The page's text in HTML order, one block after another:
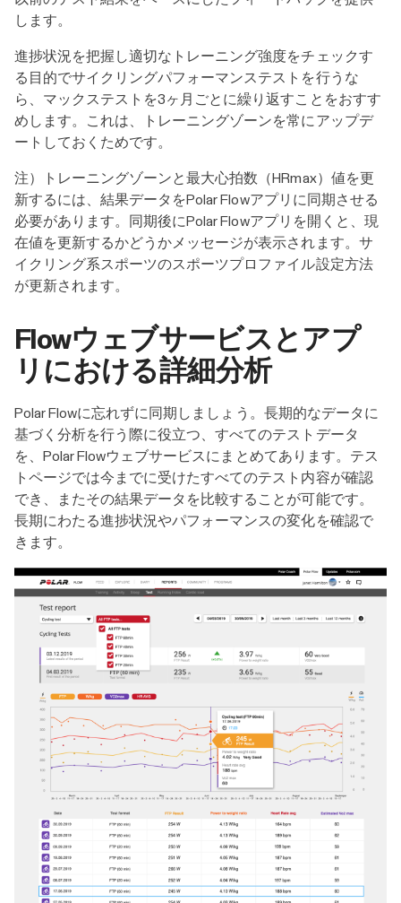
します。
進捗状況を把握し適切なトレーニング強度をチェックす
る目的でサイクリングパフォーマンステストを行うな
ら、マックステストを3ヶ月ごとに繰り返すことをおすす
めします。これは、トレーニングゾーンを常にアップデ
ートしておくためです。
注）トレーニングゾーンと最大心拍数（HRmax）値を更
新するには、結果データをPolar Flowアプリに同期させる
必要があります。同期後にPolar Flowアプリを開くと、現
在値を更新するかどうかメッセージが表示されます。サ
イクリング系スポーツのスポーツプロファイル設定方法
が更新されます。
Flowウェブサービスとアプ
リにおける詳細分析
Polar Flowに忘れずに同期しましょう。長期的なデータに
基づく分析を行う際に役立つ、すべてのテストデータ
を、Polar Flowウェブサービスにまとめてあります。テス
トページでは今までに受けたすべてのテスト内容が確認
でき、またその結果データを比較することが可能です。
長期にわたる進捗状況やパフォーマンスの変化を確認で
きます。